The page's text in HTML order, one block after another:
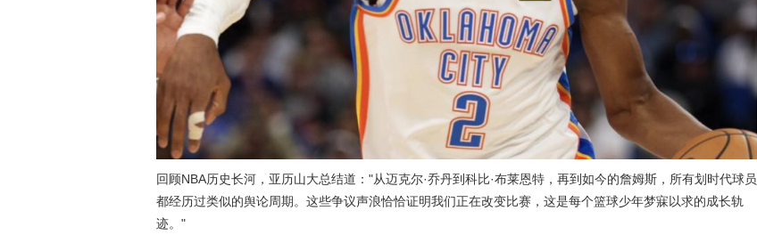
回顾NBA历史长河，亚历山大总结道："从迈克尔·乔丹到科比·布莱恩特，再到如今的詹姆斯，所有划时代球员
都经历过类似的舆论周期。这些争议声浪恰恰证明我们正在改变比赛，这是每个篮球少年梦寐以求的成长轨
迹。"